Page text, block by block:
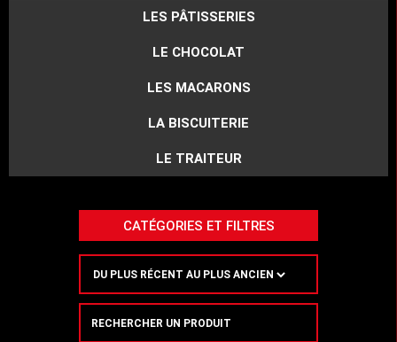
LES PÂTISSERIES
LE CHOCOLAT
LES MACARONS
LA BISCUITERIE
LE TRAITEUR
CATÉGORIES ET FILTRES
Recherche
de